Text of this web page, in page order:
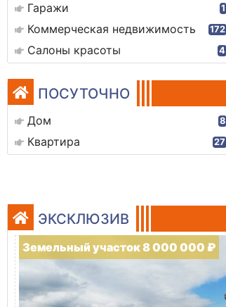
Гаражи 1
Коммерческая недвижимость 172
Салоны красоты 4
ПОСУТОЧНО
Дом 8
Квартира 27
ЭКСКЛЮЗИВ
Земельный участок 8 000 000 ₽